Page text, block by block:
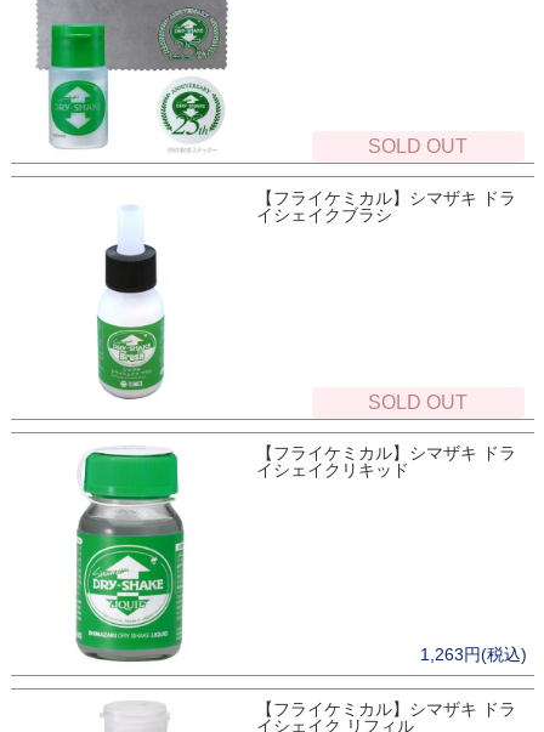
SOLD OUT
【フライケミカル】シマザキ ドラ
イシェイクブラシ
SOLD OUT
【フライケミカル】シマザキ ドラ
イシェイクリキッド
1,263円(税込)
【フライケミカル】シマザキ ドラ
イシェイク リフィル